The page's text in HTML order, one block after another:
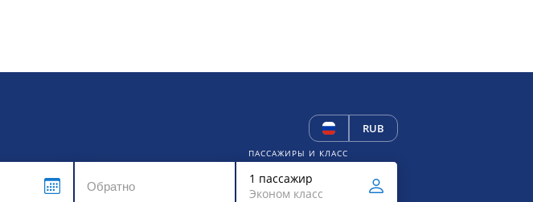
RUB
ПАССАЖИРЫ И КЛАСС
1 пассажир
Эконом класс